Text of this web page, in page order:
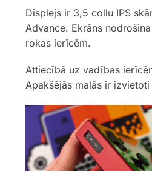
Displejs ir 3,5 collu IPS
Advance. Ekrāns
rokas ierīcēm.
Attiecībā uz vadības
Apakšējās malās ir